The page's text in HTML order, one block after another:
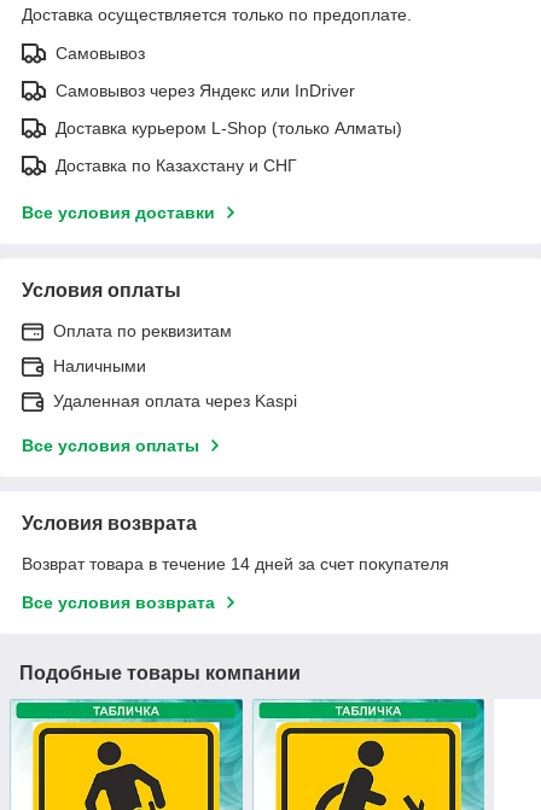
Доставка осуществляется только по предоплате.
Самовывоз
Самовывоз через Яндекс или InDriver
Доставка курьером L-Shop (только Алматы)
Доставка по Казахстану и СНГ
Все условия доставки
Условия оплаты
Оплата по реквизитам
Наличными
Удаленная оплата через Kaspi
Все условия оплаты
Условия возврата
Возврат товара в течение 14 дней за счет покупателя
Все условия возврата
Подобные товары компании